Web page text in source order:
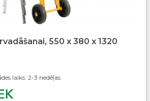
550 x 380 x 1320
laiks: 2-3 nedēļas